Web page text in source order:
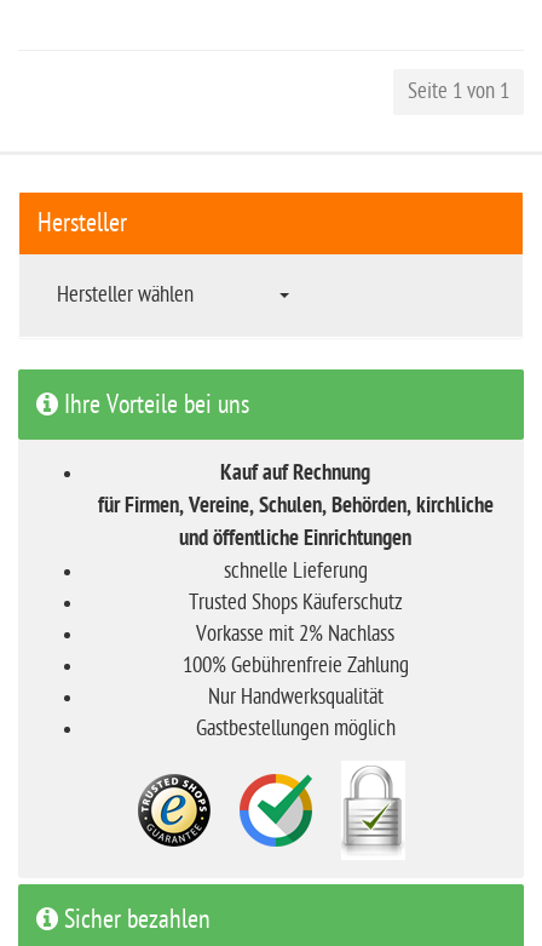
Seite 1 von 1
Hersteller
Hersteller wählen
Ihre Vorteile bei uns
Kauf auf Rechnung
für Firmen, Vereine, Schulen, Behörden, kirchliche
und öffentliche Einrichtungen
schnelle Lieferung
Trusted Shops Käuferschutz
Vorkasse mit 2% Nachlass
100% Gebührenfreie Zahlung
Nur Handwerksqualität
Gastbestellungen möglich
Sicher bezahlen